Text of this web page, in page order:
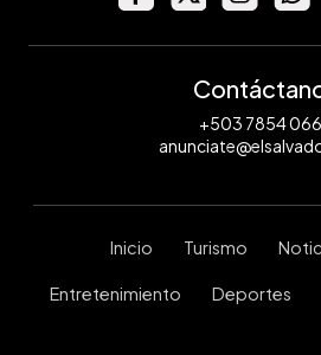
+503 7854
Inicio Turismo
Entretenimiento Deportes